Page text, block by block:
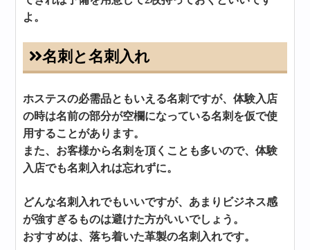
よ。
名刺と名刺入れ
ホステスの必需品ともいえる名刺ですが、体験入店
の時は名前の部分が空欄になっている名刺を仮で使
用することがあります。
また、お客様から名刺を頂くことも多いので、体験
入店でも名刺入れは忘れずに。
どんな名刺入れでもいいですが、あまりビジネス感
が強すぎるものは避けた方がいいでしょう。
おすすめは、落ち着いた革製の名刺入れです。